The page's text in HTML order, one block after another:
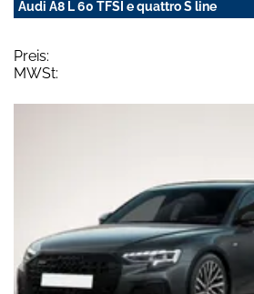
Audi A8 L 60 TFSI e quattro S line
Preis:
MWSt: